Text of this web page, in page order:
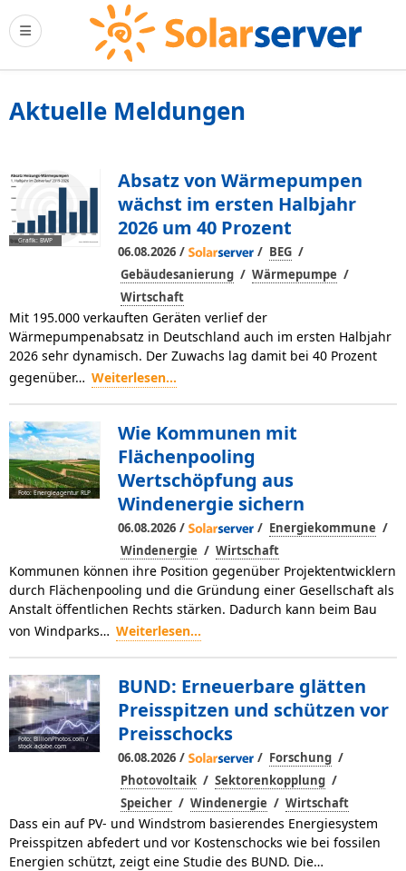
Aktuelle Meldungen
Grafik: BWP
Absatz von Wärmepumpen
wächst im ersten Halbjahr
2026 um 40 Prozent
06.08.2026 / / BEG /
Gebäudesanierung / Wärmepumpe /
Wirtschaft
Mit 195.000 verkauften Geräten verlief der
Wärmepumpenabsatz in Deutschland auch im ersten Halbjahr
2026 sehr dynamisch. Der Zuwachs lag damit bei 40 Prozent
gegenüber… Weiterlesen...
Foto: Energieagentur RLP
Wie Kommunen mit
Flächenpooling
Wertschöpfung aus
Windenergie sichern
06.08.2026 / / Energiekommune /
Windenergie / Wirtschaft
Kommunen können ihre Position gegenüber Projektentwicklern
durch Flächenpooling und die Gründung einer Gesellschaft als
Anstalt öffentlichen Rechts stärken. Dadurch kann beim Bau
von Windparks… Weiterlesen...
Foto: BillionPhotos.com /
stock.adobe.com
BUND: Erneuerbare glätten
Preisspitzen und schützen vor
Preisschocks
06.08.2026 / / Forschung /
Photovoltaik / Sektorenkopplung /
Speicher / Windenergie / Wirtschaft
Dass ein auf PV- und Windstrom basierendes Energiesystem
Preisspitzen abfedert und vor Kostenschocks wie bei fossilen
Energien schützt, zeigt eine Studie des BUND. Die…